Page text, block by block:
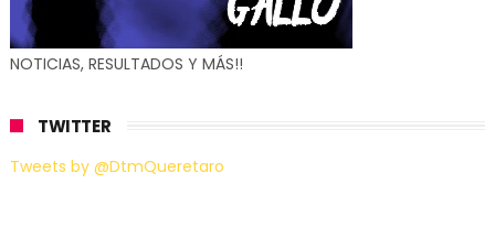
NOTICIAS, RESULTADOS Y MÁS!!
TWITTER
Tweets by @DtmQueretaro